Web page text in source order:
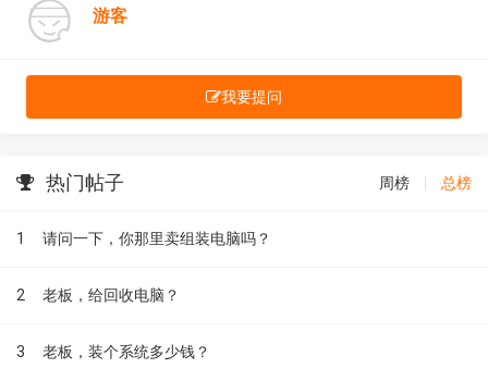
游客
我要提问
热门帖子 周榜 总榜
1 请问一下，你那里卖组装电脑吗？
2 老板，给回收电脑？
3 老板，装个系统多少钱？